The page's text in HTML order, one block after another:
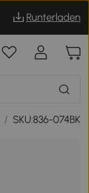
Runterladen
/ SKU:836-074BK